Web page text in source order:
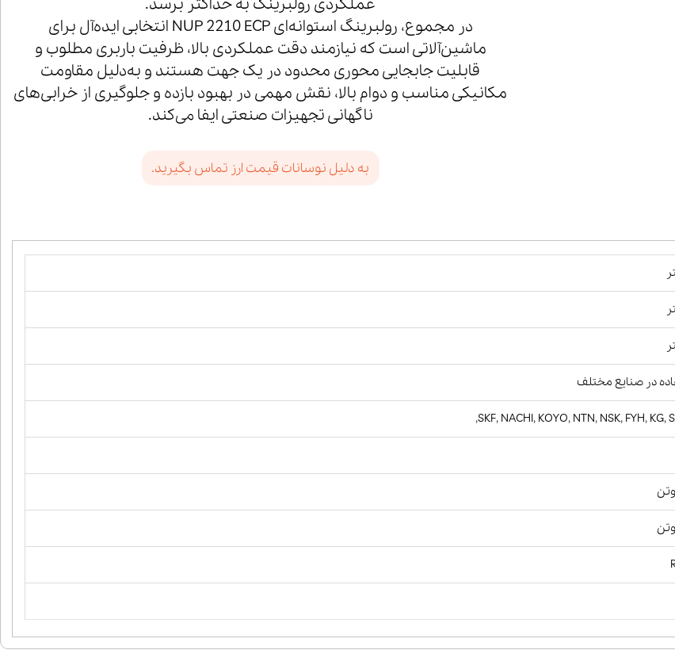
عملکردی رولبرینگ به حداکثر برسد.
در مجموع، رولبرینگ استوانه‌ای NUP 2210 ECP انتخابی ایده‌آل برای
ماشین‌آلاتی است که نیازمند دقت عملکردی بالا، ظرفیت باربری مطلوب و
قابلیت جابجایی محوری محدود در یک جهت هستند و به‌دلیل مقاومت
مکانیکی مناسب و دوام بالا، نقش مهمی در بهبود بازده و جلوگیری از خرابی‌های
ناگهانی تجهیزات صنعتی ایفا می‌کند.
به دلیل نوسانات قیمت ارز تماس بگیرید.
در صنایع مختلف
SKF, NACHI, KOYO, NTN, NSK, FYH, KG,